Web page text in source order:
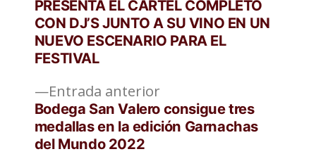
de
entradas
Entrada anteriorEntrada
anterior:
Bodega San Valero consigue tres
medallas en la edición Garnachas
del Mundo 2022
PRESENTA EL CARTEL COMPLETO
CON DJ’S JUNTO A SU VINO EN UN
NUEVO ESCENARIO PARA EL
FESTIVAL